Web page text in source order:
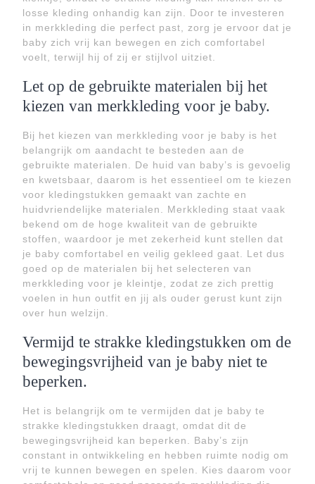
losse kleding onhandig kan zijn. Door te investeren
in merkkleding die perfect past, zorg je ervoor dat je
baby zich vrij kan bewegen en zich comfortabel
voelt, terwijl hij of zij er stijlvol uitziet.
Let op de gebruikte materialen bij het
kiezen van merkkleding voor je baby.
Bij het kiezen van merkkleding voor je baby is het
belangrijk om aandacht te besteden aan de
gebruikte materialen. De huid van baby’s is gevoelig
en kwetsbaar, daarom is het essentieel om te kiezen
voor kledingstukken gemaakt van zachte en
huidvriendelijke materialen. Merkkleding staat vaak
bekend om de hoge kwaliteit van de gebruikte
stoffen, waardoor je met zekerheid kunt stellen dat
je baby comfortabel en veilig gekleed gaat. Let dus
goed op de materialen bij het selecteren van
merkkleding voor je kleintje, zodat ze zich prettig
voelen in hun outfit en jij als ouder gerust kunt zijn
over hun welzijn.
Vermijd te strakke kledingstukken om de
bewegingsvrijheid van je baby niet te
beperken.
Het is belangrijk om te vermijden dat je baby te
strakke kledingstukken draagt, omdat dit de
bewegingsvrijheid kan beperken. Baby’s zijn
constant in ontwikkeling en hebben ruimte nodig om
vrij te kunnen bewegen en spelen. Kies daarom voor